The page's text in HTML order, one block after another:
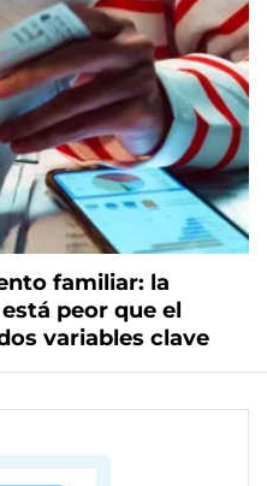
familiar: la
peor que el
variables clave